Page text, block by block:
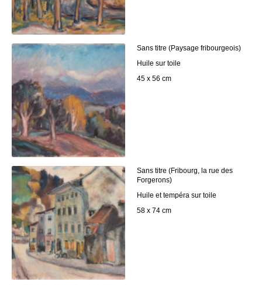
Sans titre (Paysage fribourgeois)
Huile sur toile
45 x 56 cm
Sans titre (Fribourg, la rue des
Forgerons)
Huile et tempéra sur toile
58 x 74 cm